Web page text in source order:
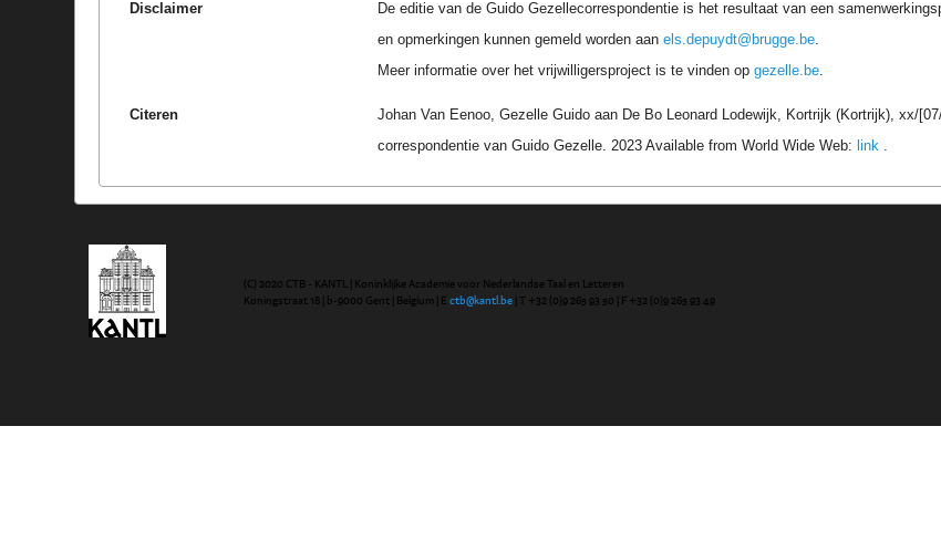
Disclaimer
De editie van de Guido Gezellecorrespondentie is het resultaat van een
en opmerkingen kunnen gemeld worden aanels.depuydt@brugge.be.
Meer informatie over het vrijwilligersproject is te vinden opgezelle.be.
Citeren
Johan Van Eenoo, Gezelle Guido aan De Bo Leonard Lodewijk, Kortrijk (Kortrijk), xx/
correspondentie van Guido Gezelle. 2023 Available from World Wide Web: link .
(C) 2020 CTB - KANTL | Koninklijke Academie voor Nederlandse Taal en Letteren
Koningstraat 18 | b-9000 Gent | Belgium | Ectb@kantl.be | T +32 (0)9 265 93 50 | F +32 (0)9 265 93 49